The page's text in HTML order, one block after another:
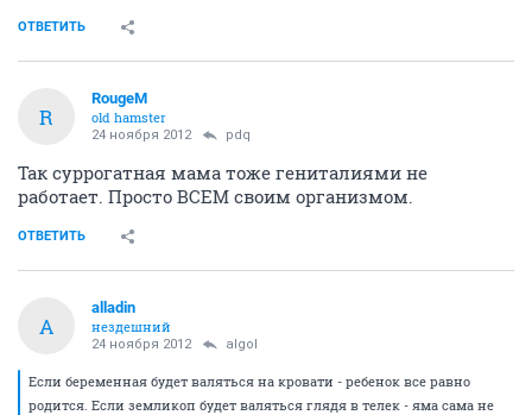
ОТВЕТИТЬ
R
RougeM
old hamster
24 ноября 2012 pdq
Так суррогатная мама тоже гениталиями не
работает. Просто ВСЕМ своим организмом.
ОТВЕТИТЬ
A
alladin
нездешний
24 ноября 2012 algol
Если беременная будет валяться на кровати - ребенок все равно
родится. Если земликоп будет валяться глядя в телек - яма сама не